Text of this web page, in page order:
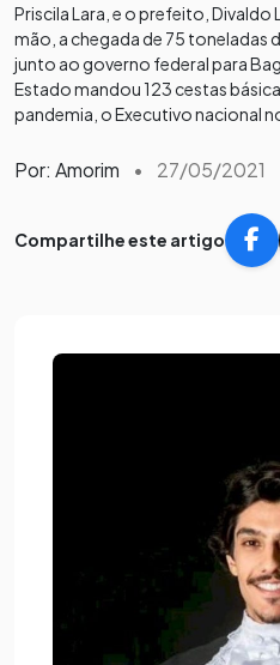
Priscila Lara, e o prefeito, Divaldo
mão, a chegada de 75 toneladas
junto ao governo federal para
Estado mandou 123 cestas
pandemia, o Executivo nacional
Por: Amorim • 27/05/2021
Compartilhe este artigo